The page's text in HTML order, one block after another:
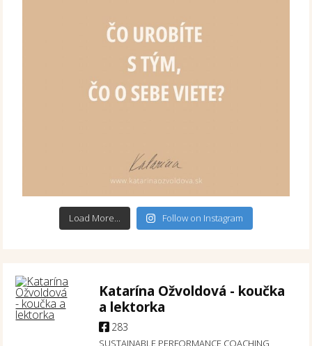
Load More... Follow on Instagram
Katarína Ožvoldová - koučka
a lektorka
283
SUSTAINABLE PERFORMANCE COACHING